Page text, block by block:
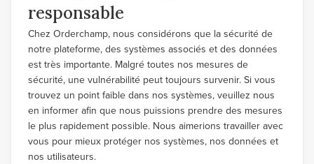
responsable
Chez Orderchamp, nous considérons que la sécurité de
notre plateforme, des systèmes associés et des données
est très importante. Malgré toutes nos mesures de
sécurité, une vulnérabilité peut toujours survenir. Si vous
trouvez un point faible dans nos systèmes, veuillez nous
en informer afin que nous puissions prendre des mesures
le plus rapidement possible. Nous aimerions travailler avec
vous pour mieux protéger nos systèmes, nos données et
nos utilisateurs.